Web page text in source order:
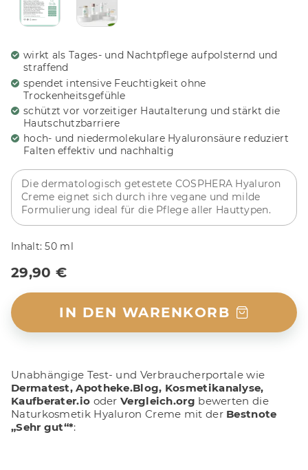
wirkt als Tages- und Nachtpflege aufpolsternd und
straffend
spendet intensive Feuchtigkeit ohne
Trockenheitsgefühle
schützt vor vorzeitiger Hautalterung und stärkt die
Hautschutzbarriere
hoch- und niedermolekulare Hyaluronsäure reduziert
Falten effektiv und nachhaltig
Die dermatologisch getestete COSPHERA Hyaluron
Creme eignet sich durch ihre vegane und milde
Formulierung ideal für die Pflege aller Hauttypen.
Inhalt:50 ml
29,90 €
IN DEN WARENKORB
Unabhängige Test- und Verbraucherportale wie
Dermatest, Apotheke.Blog, Kosmetikanalyse,
Kaufberater.io oderVergleich.org bewerten die
Naturkosmetik Hyaluron Creme mit der Bestnote
„Sehr gut“*: